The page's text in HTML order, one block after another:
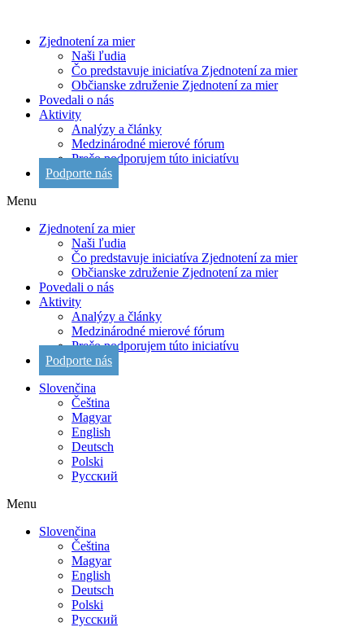
Zjednotení za mier
Naši ľudia
Čo predstavuje iniciatíva Zjednotení za mier
Občianske združenie Zjednotení za mier
Povedali o nás
Aktivity
Analýzy a články
Medzinárodné mierové fórum
Prečo podporujem túto iniciatívu
Podporte nás
Menu
Zjednotení za mier
Naši ľudia
Čo predstavuje iniciatíva Zjednotení za mier
Občianske združenie Zjednotení za mier
Povedali o nás
Aktivity
Analýzy a články
Medzinárodné mierové fórum
Prečo podporujem túto iniciatívu
Podporte nás
Slovenčina
Čeština
Magyar
English
Deutsch
Polski
Русский
Menu
Slovenčina
Čeština
Magyar
English
Deutsch
Polski
Русский